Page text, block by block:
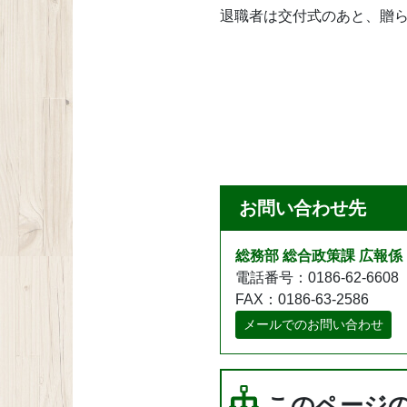
退職者は交付式のあと、贈
お問い合わせ先
総務部 総合政策課 広報係
電話番号：0186-62-6608
FAX：0186-63-2586
メールでのお問い合わせ